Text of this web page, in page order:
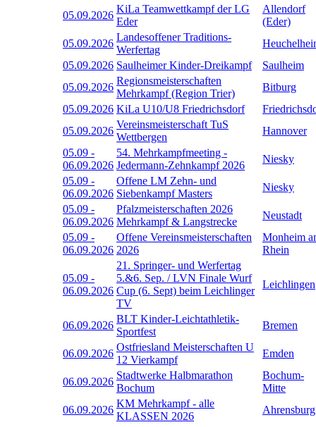
05.09.2026
KiLa Teamwettkampf der LG
Eder
Allendorf
(Eder)
05.09.2026
Landesoffener Traditions-
Werfertag
05.09.2026 Saulheimer Kinder-Dreikampf
Saulheim
05.09.2026
Regionsmeisterschaften
Mehrkampf (Region Trier)
Bitburg
05.09.2026 KiLa U10/U8 Friedrichsdorf
05.09.2026
Vereinsmeisterschaft TuS
Wettbergen
Hannover
05.09 -
06.09.2026
54. Mehrkampfmeeting -
Jedermann-Zehnkampf 2026
Niesky
05.09 -
06.09.2026
Offene LM Zehn- und
Siebenkampf Masters
Niesky
05.09 -
06.09.2026
Pfalzmeisterschaften 2026
Mehrkampf & Langstrecke
Neustadt
05.09 -
06.09.2026
Offene Vereinsmeisterschaften
2026
Monheim
Rhein
05.09 -
06.09.2026
21. Springer- und Werfertag
5.&6. Sep. / LVN Finale Wurf
Cup (6. Sept) beim Leichlinger
TV
Leichlingen
06.09.2026
BLT Kinder-Leichtathletik-
Sportfest
Bremen
06.09.2026
Ostfriesland Meisterschaften U
12 Vierkampf
Emden
06.09.2026
Stadtwerke Halbmarathon
Bochum
Bochum-
Mitte
06.09.2026
KM Mehrkampf - alle
KLASSEN 2026
Ahrensburg